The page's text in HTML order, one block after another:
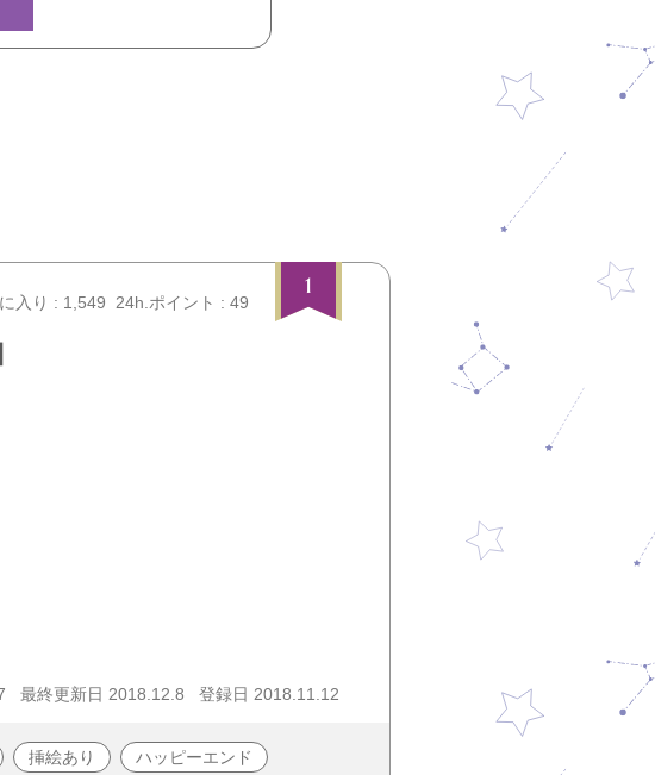
1
入り : 1,549 24h.ポイント : 49
最終更新日 2018.12.8 登録日 2018.11.12
挿絵あり ハッピーエンド